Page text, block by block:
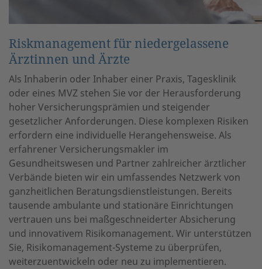
Riskmanagement für niedergelassene
Ärztinnen und Ärzte
Als Inhaberin oder Inhaber einer Praxis, Tagesklinik
oder eines MVZ stehen Sie vor der Herausforderung
hoher Versicherungsprämien und steigender
gesetzlicher Anforderungen. Diese komplexen Risiken
erfordern eine individuelle Herangehensweise. Als
erfahrener Versicherungsmakler im
Gesundheitswesen und Partner zahlreicher ärztlicher
Verbände bieten wir ein umfassendes Netzwerk von
ganzheitlichen Beratungsdienstleistungen. Bereits
tausende ambulante und stationäre Einrichtungen
vertrauen uns bei maßgeschneiderter Absicherung
und innovativem Risikomanagement. Wir unterstützen
Sie, Risikomanagement-Systeme zu überprüfen,
weiterzuentwickeln oder neu zu implementieren.